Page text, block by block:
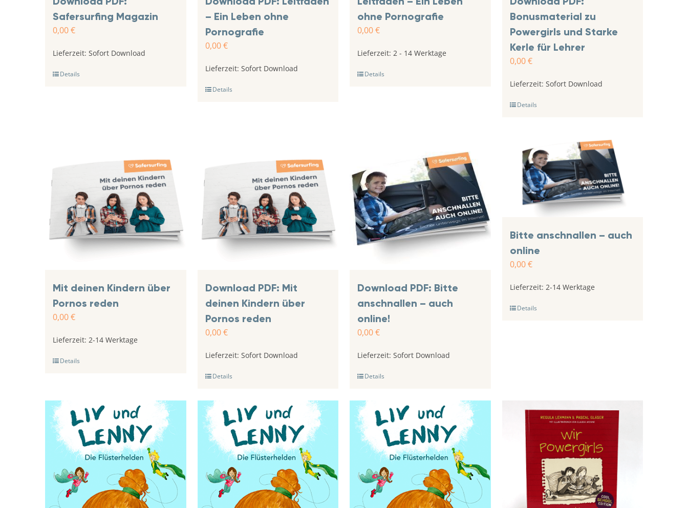
Safersurfing Magazin
0,00€
Lieferzeit: Sofort Download
Details
– Ein Leben ohne
Pornografie
0,00€
Lieferzeit: Sofort Download
Details
ohne Pornografie
0,00€
Lieferzeit: 2 - 14 Werktage
Details
Bonusmaterial zu
Powergirls und Starke
Kerle für Lehrer
0,00€
Lieferzeit: Sofort Download
Details
Mit deinen Kindern über
Pornos reden
0,00€
Lieferzeit: 2-14 Werktage
Details
Download PDF: Mit
deinen Kindern über
Pornos reden
0,00€
Lieferzeit: Sofort Download
Details
Download PDF: Bitte
anschnallen – auch
online!
0,00€
Lieferzeit: Sofort Download
Details
Bitte anschnallen – auch
online
0,00€
Lieferzeit: 2-14 Werktage
Details